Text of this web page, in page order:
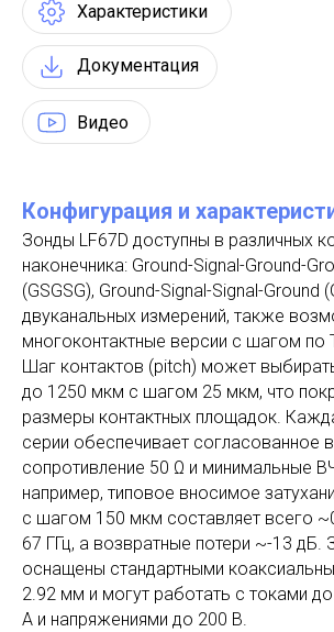
Характеристики
Документация
Видео
Конфигурация и
Зонды LF67D доступны в различных
наконечника: Ground-Signal-Ground-
(GSGSG), Ground-Signal-Signal-Ground
двуканальных измерений, также
многоконтактные версии с шагом по
Шаг контактов (pitch) может
до 1250 мкм с шагом 25 мкм, что
размеры контактных площадок.
серии обеспечивает согласованное
сопротивление 50 Ω и минимальные
например, типовое вносимое
с шагом 150 мкм составляет всего
67 ГГц, а возвратные потери ~-13 дБ.
оснащены стандартными
2.92 мм и могут работать с токами
А и напряжениями до 200 В.